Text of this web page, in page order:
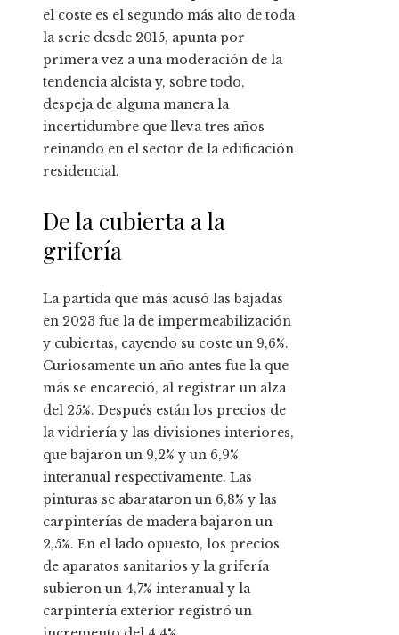
el coste es el segundo más alto de toda
la serie desde 2015, apunta por
primera vez a una moderación de la
tendencia alcista y, sobre todo,
despeja de alguna manera la
incertidumbre que lleva tres años
reinando en el sector de la edificación
residencial.
De la cubierta a la
grifería
La partida que más acusó las bajadas
en 2023 fue la de impermeabilización
y cubiertas, cayendo su coste un 9,6%.
Curiosamente un año antes fue la que
más se encareció, al registrar un alza
del 25%. Después están los precios de
la vidriería y las divisiones interiores,
que bajaron un 9,2% y un 6,9%
interanual respectivamente. Las
pinturas se abarataron un 6,8% y las
carpinterías de madera bajaron un
2,5%. En el lado opuesto, los precios
de aparatos sanitarios y la grifería
subieron un 4,7% interanual y la
carpintería exterior registró un